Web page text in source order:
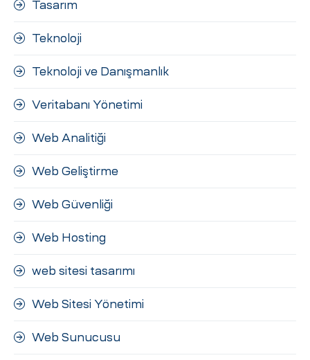
Tasarım
Teknoloji
Teknoloji ve Danışmanlık
Veritabanı Yönetimi
Web Analitiği
Web Geliştirme
Web Güvenliği
Web Hosting
web sitesi tasarımı
Web Sitesi Yönetimi
Web Sunucusu